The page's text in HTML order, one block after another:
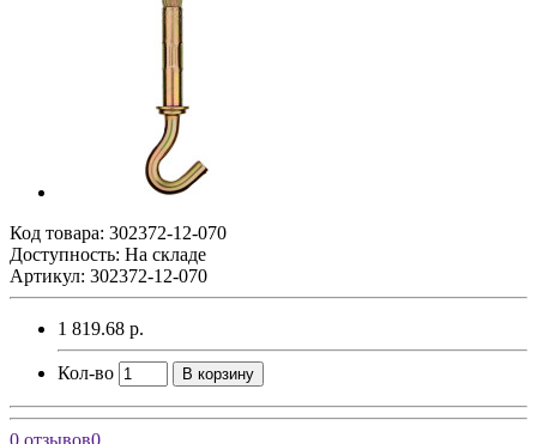
Код товара: 302372-12-070
Доступность: На складе
Артикул: 302372-12-070
1 819.68 р.
Кол-во В корзину
0 отзывов0